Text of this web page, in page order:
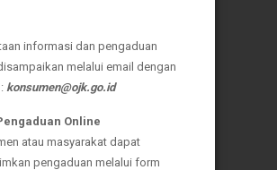
informasi dan pengaduan
melalui email dengan
konsumen@ojk.go.id
Online
atau masyarakat dapat
pengaduan melalui form